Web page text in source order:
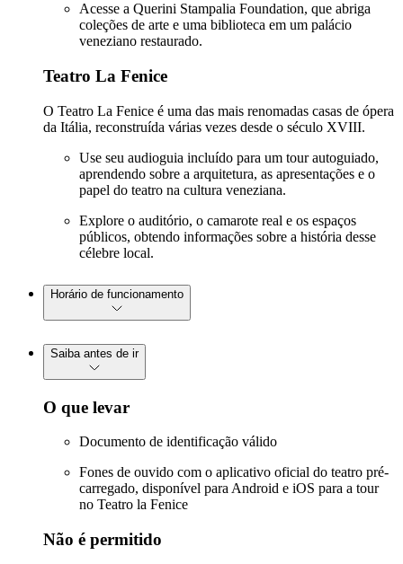
Acesse a Querini Stampalia Foundation, que abriga
coleções de arte e uma biblioteca em um palácio
veneziano restaurado.
Teatro La Fenice
O Teatro La Fenice é uma das mais renomadas casas de ópera
da Itália, reconstruída várias vezes desde o século XVIII.
Use seu audioguia incluído para um tour autoguiado,
aprendendo sobre a arquitetura, as apresentações e o
papel do teatro na cultura veneziana.
Explore o auditório, o camarote real e os espaços
públicos, obtendo informações sobre a história desse
célebre local.
Horário de funcionamento
Saiba antes de ir
O que levar
Documento de identificação válido
Fones de ouvido com o aplicativo oficial do teatro pré-
carregado, disponível para Android e iOS para a tour
no Teatro la Fenice
Não é permitido